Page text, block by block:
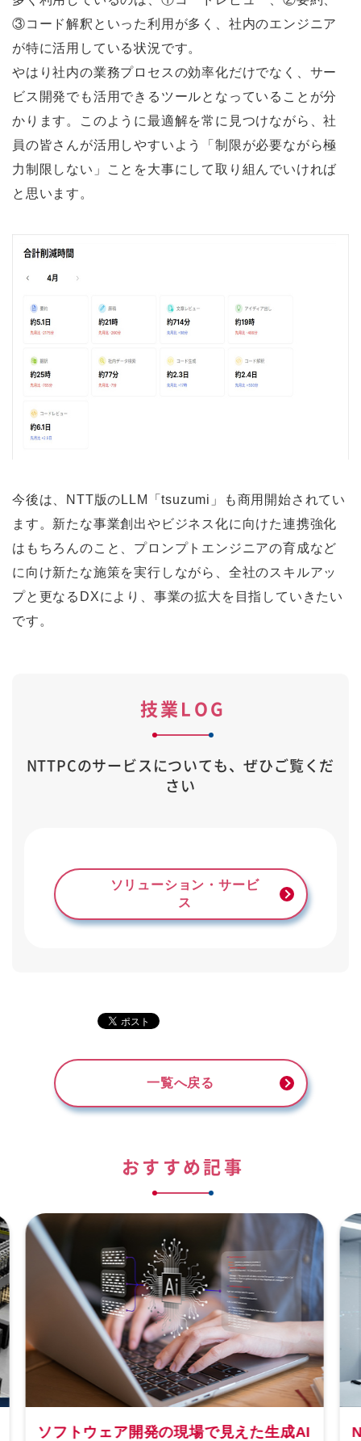
③コード解釈といった利用が多く、社内のエンジニア
が特に活用している状況です。
やはり社内の業務プロセスの効率化だけでなく、サー
ビス開発でも活用できるツールとなっていることが分
かります。このように最適解を常に見つけながら、社
員の皆さんが活用しやすいよう「制限が必要ながら極
力制限しない」ことを大事にして取り組んでいければ
と思います。
今後は、NTT版のLLM「tsuzumi」も商用開始されてい
ます。新たな事業創出やビジネス化に向けた連携強化
はもちろんのこと、プロンプトエンジニアの育成など
に向け新たな施策を実行しながら、全社のスキルアッ
プと更なるDXにより、事業の拡大を目指していきたい
です。
技業LOG
NTTPCのサービスについても、ぜひご覧くだ
さい
ソリューション・サービ
ス
一覧へ戻る
おすすめ記事
NVIDIA Isaac Sim™とは？ロボティク